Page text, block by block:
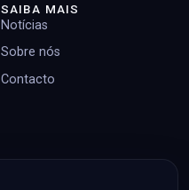
SAIBA MAIS
Notícias
Sobre nós
Contacto